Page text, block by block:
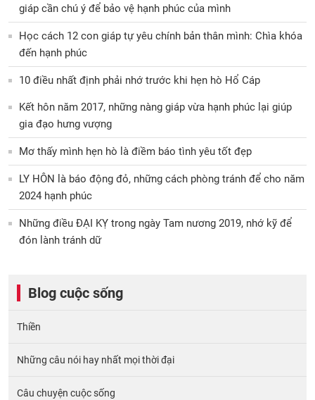
giáp cần chú ý để bảo vệ hạnh phúc của mình
Học cách 12 con giáp tự yêu chính bản thân mình: Chìa khóa
đến hạnh phúc
10 điều nhất định phải nhớ trước khi hẹn hò Hổ Cáp
Kết hôn năm 2017, những nàng giáp vừa hạnh phúc lại giúp
gia đạo hưng vượng
Mơ thấy mình hẹn hò là điềm báo tình yêu tốt đẹp
LY HÔN là báo động đỏ, những cách phòng tránh để cho năm
2024 hạnh phúc
Những điều ĐẠI KỴ trong ngày Tam nương 2019, nhớ kỹ để
đón lành tránh dữ
Blog cuộc sống
Thiền
Những câu nói hay nhất mọi thời đại
Câu chuyện cuộc sống